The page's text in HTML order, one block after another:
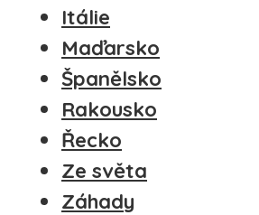
Itálie
Maďarsko
Španělsko
Rakousko
Řecko
Ze světa
Záhady